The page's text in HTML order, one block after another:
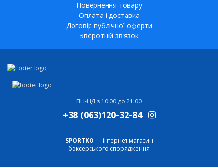
Повернення товару
Оплата і доставка
Договір публічної оферти
Зворотній зв’язок
ПН-НД з 10:00 до 21:00
+38 (063)120-32-84
SPORTKO — інтернет магазин
боксерського спорядження